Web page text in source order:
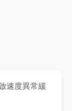
速度異常緩